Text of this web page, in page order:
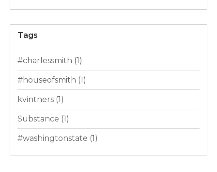
Tags
#charlessmith (1)
#houseofsmith (1)
kvintners (1)
Substance (1)
#washingtonstate (1)